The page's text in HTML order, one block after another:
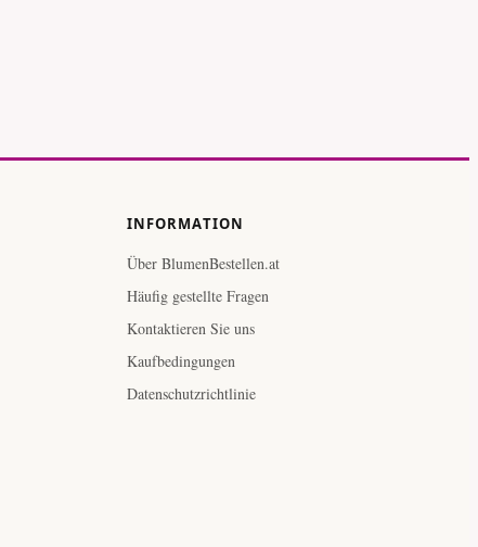
INFORMATION
Über BlumenBestellen.at
Häufig gestellte Fragen
Kontaktieren Sie uns
Kaufbedingungen
Datenschutzrichtlinie